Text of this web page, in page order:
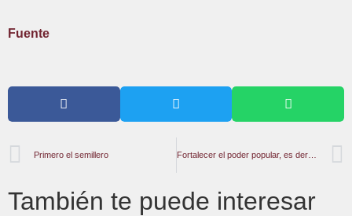
Fuente
Primero el semillero Fortalecer el poder popular, es derrotar al imperialismo
También te puede interesar